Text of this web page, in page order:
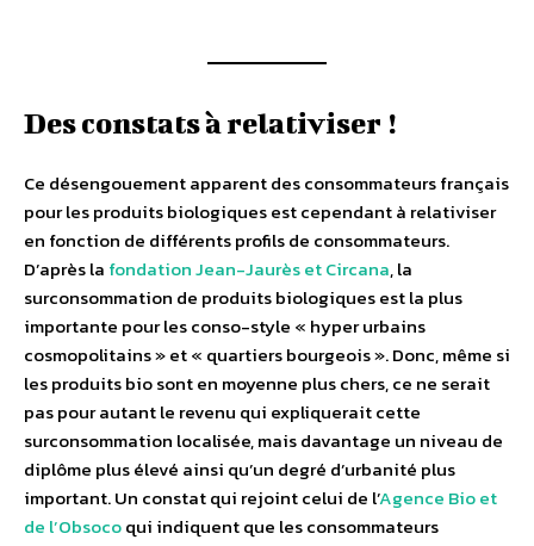
Des constats à relativiser !
Ce désengouement apparent des consommateurs français
pour les produits biologiques est cependant à relativiser
en fonction de différents profils de consommateurs.
D’après la fondation Jean-Jaurès et Circana, la
surconsommation de produits biologiques est la plus
importante pour les conso-style « hyper urbains
cosmopolitains » et « quartiers bourgeois ». Donc, même si
les produits bio sont en moyenne plus chers, ce ne serait
pas pour autant le revenu qui expliquerait cette
surconsommation localisée, mais davantage un niveau de
diplôme plus élevé ainsi qu’un degré d’urbanité plus
important. Un constat qui rejoint celui de l’Agence Bio et
de l’Obsocoqui indiquent que les consommateurs